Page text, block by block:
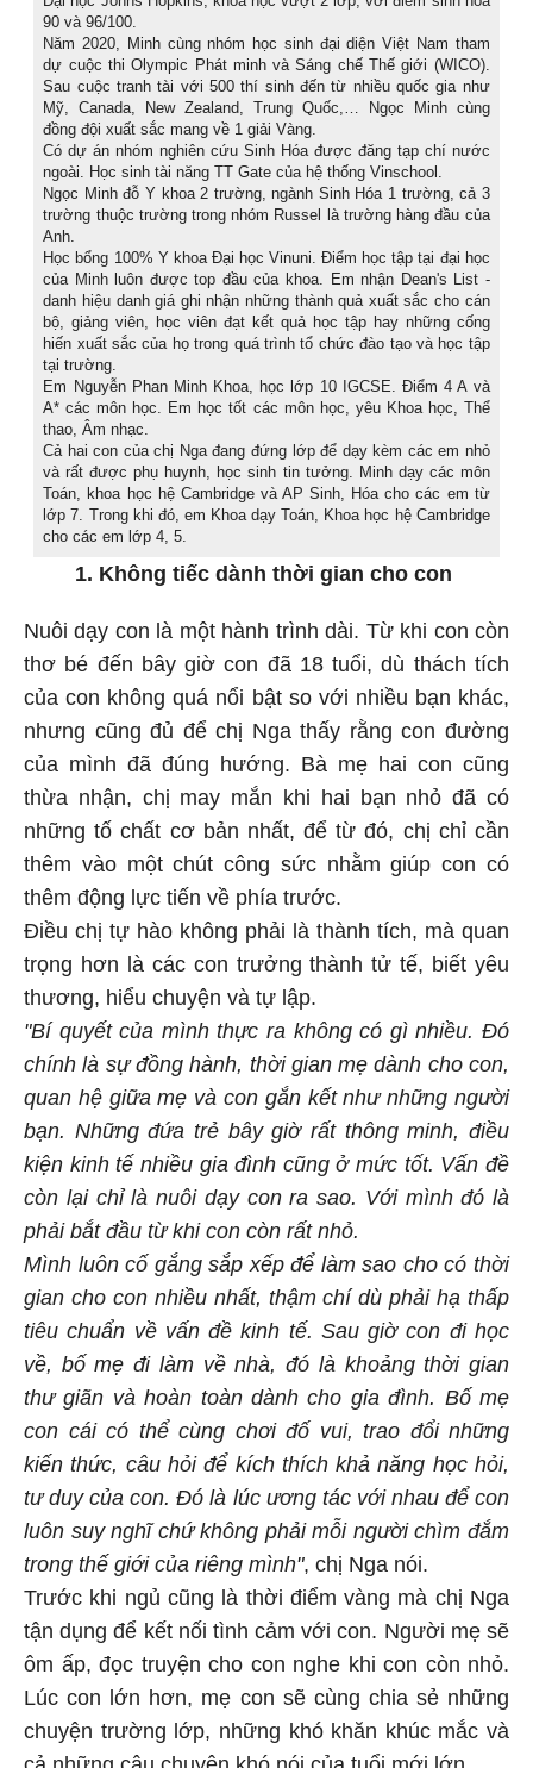
Đại học Johns Hopkins, khóa học vượt 2 lớp, với điểm sinh hóa
90 và 96/100.
Năm 2020, Minh cùng nhóm học sinh đại diện Việt Nam tham
dự cuộc thi Olympic Phát minh và Sáng chế Thế giới (WICO).
Sau cuộc tranh tài với 500 thí sinh đến từ nhiều quốc gia như
Mỹ, Canada, New Zealand, Trung Quốc,… Ngọc Minh cùng
đồng đội xuất sắc mang về 1 giải Vàng.
Có dự án nhóm nghiên cứu Sinh Hóa được đăng tạp chí nước
ngoài. Học sinh tài năng TT Gate của hệ thống Vinschool.
Ngọc Minh đỗ Y khoa 2 trường, ngành Sinh Hóa 1 trường, cả 3
trường thuộc trường trong nhóm Russel là trường hàng đầu của
Anh.
Học bổng 100% Y khoa Đại học Vinuni. Điểm học tập tại đại học
của Minh luôn được top đầu của khoa. Em nhận Dean's List -
danh hiệu danh giá ghi nhận những thành quả xuất sắc cho cán
bộ, giảng viên, học viên đạt kết quả học tập hay những cống
hiến xuất sắc của họ trong quá trình tổ chức đào tạo và học tập
tại trường.
Em Nguyễn Phan Minh Khoa, học lớp 10 IGCSE. Điểm 4 A và
A* các môn học. Em học tốt các môn học, yêu Khoa học, Thể
thao, Âm nhạc.
Cả hai con của chị Nga đang đứng lớp để dạy kèm các em nhỏ
và rất được phụ huynh, học sinh tin tưởng. Minh dạy các môn
Toán, khoa học hệ Cambridge và AP Sinh, Hóa cho các em từ
lớp 7. Trong khi đó, em Khoa dạy Toán, Khoa học hệ Cambridge
cho các em lớp 4, 5.
1. Không tiếc dành thời gian cho con
Nuôi dạy con là một hành trình dài. Từ khi con còn
thơ bé đến bây giờ con đã 18 tuổi, dù thách tích
của con không quá nổi bật so với nhiều bạn khác,
nhưng cũng đủ để chị Nga thấy rằng con đường
của mình đã đúng hướng. Bà mẹ hai con cũng
thừa nhận, chị may mắn khi hai bạn nhỏ đã có
những tố chất cơ bản nhất, để từ đó, chị chỉ cần
thêm vào một chút công sức nhằm giúp con có
thêm động lực tiến về phía trước.
Điều chị tự hào không phải là thành tích, mà quan
trọng hơn là các con trưởng thành tử tế, biết yêu
thương, hiểu chuyện và tự lập.
"Bí quyết của mình thực ra không có gì nhiều. Đó
chính là sự đồng hành, thời gian mẹ dành cho con,
quan hệ giữa mẹ và con gắn kết như những người
bạn. Những đứa trẻ bây giờ rất thông minh, điều
kiện kinh tế nhiều gia đình cũng ở mức tốt. Vấn đề
còn lại chỉ là nuôi dạy con ra sao. Với mình đó là
phải bắt đầu từ khi con còn rất nhỏ.
Mình luôn cố gắng sắp xếp để làm sao cho có thời
gian cho con nhiều nhất, thậm chí dù phải hạ thấp
tiêu chuẩn về vấn đề kinh tế. Sau giờ con đi học
về, bố mẹ đi làm về nhà, đó là khoảng thời gian
thư giãn và hoàn toàn dành cho gia đình. Bố mẹ
con cái có thể cùng chơi đố vui, trao đổi những
kiến thức, câu hỏi để kích thích khả năng học hỏi,
tư duy của con. Đó là lúc ương tác với nhau để con
luôn suy nghĩ chứ không phải mỗi người chìm đắm
trong thế giới của riêng mình", chị Nga nói.
Trước khi ngủ cũng là thời điểm vàng mà chị Nga
tận dụng để kết nối tình cảm với con. Người mẹ sẽ
ôm ấp, đọc truyện cho con nghe khi con còn nhỏ.
Lúc con lớn hơn, mẹ con sẽ cùng chia sẻ những
chuyện trường lớp, những khó khăn khúc mắc và